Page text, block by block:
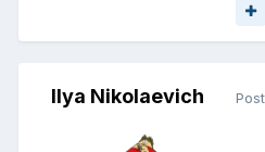
Ilya Nikolaevich